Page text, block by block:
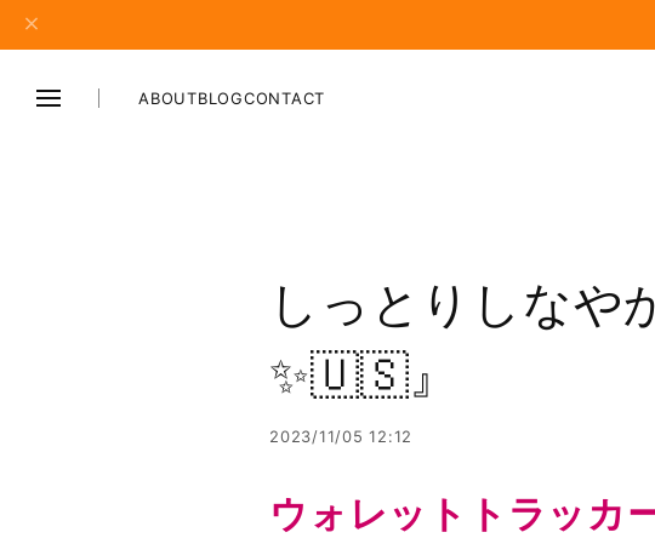
ABOUTBLOGCONTACT
しっとりしなや
✨🇺🇸』
2023/11/05 12:12
ウォレットトラッカ